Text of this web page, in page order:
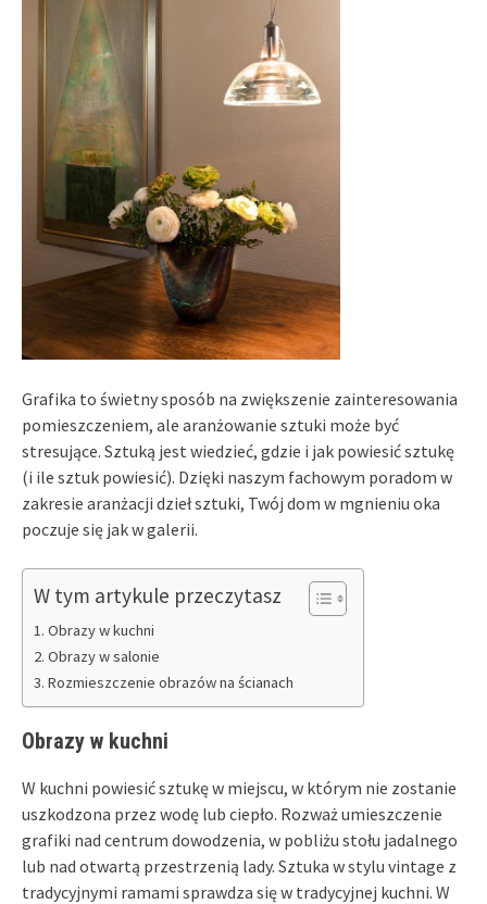
Grafika to świetny sposób na zwiększenie zainteresowania
pomieszczeniem, ale aranżowanie sztuki może być
stresujące. Sztuką jest wiedzieć, gdzie i jak powiesić sztukę
(i ile sztuk powiesić). Dzięki naszym fachowym poradom w
zakresie aranżacji dzieł sztuki, Twój dom w mgnieniu oka
poczuje się jak w galerii.
W tym artykule przeczytasz
Obrazy w kuchni
Obrazy w salonie
Rozmieszczenie obrazów na ścianach
Obrazy w kuchni
W kuchni powiesić sztukę w miejscu, w którym nie zostanie
uszkodzona przez wodę lub ciepło. Rozważ umieszczenie
grafiki nad centrum dowodzenia, w pobliżu stołu jadalnego
lub nad otwartą przestrzenią lady. Sztuka w stylu vintage z
tradycyjnymi ramami sprawdza się w tradycyjnej kuchni. W